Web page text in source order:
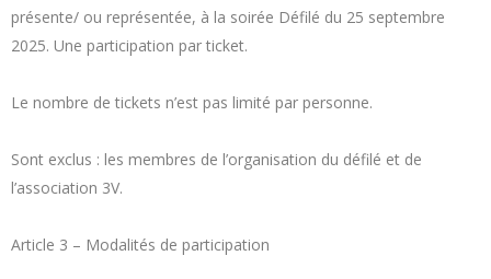
présente/ ou représentée, à la soirée Défilé du 25 septembre
2025. Une participation par ticket.
Le nombre de tickets n’est pas limité par personne.
Sont exclus : les membres de l’organisation du défilé et de
l’association 3V.
Article 3 – Modalités de participation